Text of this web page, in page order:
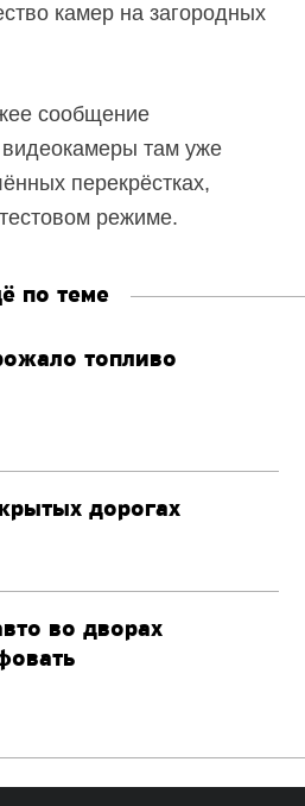
камер на загородных
сообщение
там уже
перекрёстках,
режиме.
по теме
топливо
дорогах
во дворах